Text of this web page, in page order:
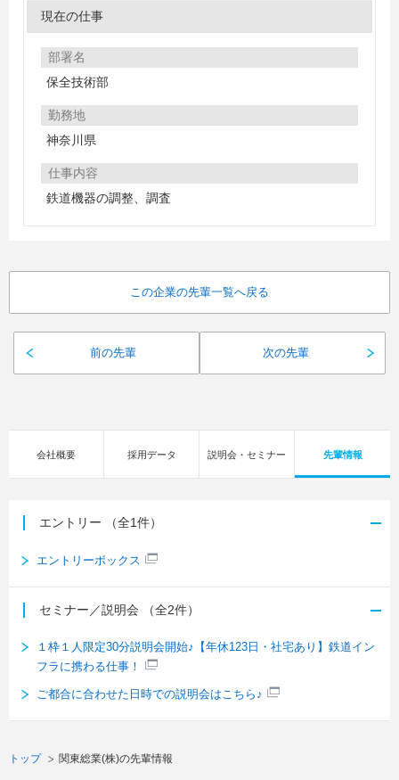
現在の仕事
部署名
保全技術部
勤務地
神奈川県
仕事内容
鉄道機器の調整、調査
前の先輩
この企業の先輩一覧へ戻る
次の先輩
会社概要 採用データ 説明会・セミナー 先輩情報
エントリー （全1件）
エントリーボックス
セミナー／説明会 （全2件）
１枠１人限定30分説明会開始♪【年休123日・社宅あり】鉄道イン
フラに携わる仕事！
ご都合に合わせた日時での説明会はこちら♪
トップ 関東総業(株)の先輩情報